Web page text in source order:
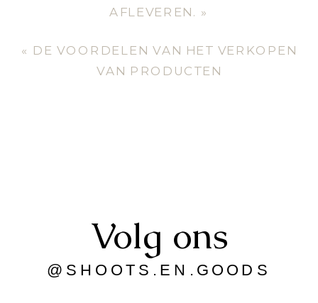
AFLEVEREN. »
« DE VOORDELEN VAN HET VERKOPEN
VAN PRODUCTEN
Volg ons
@SHOOTS.EN.GOODS